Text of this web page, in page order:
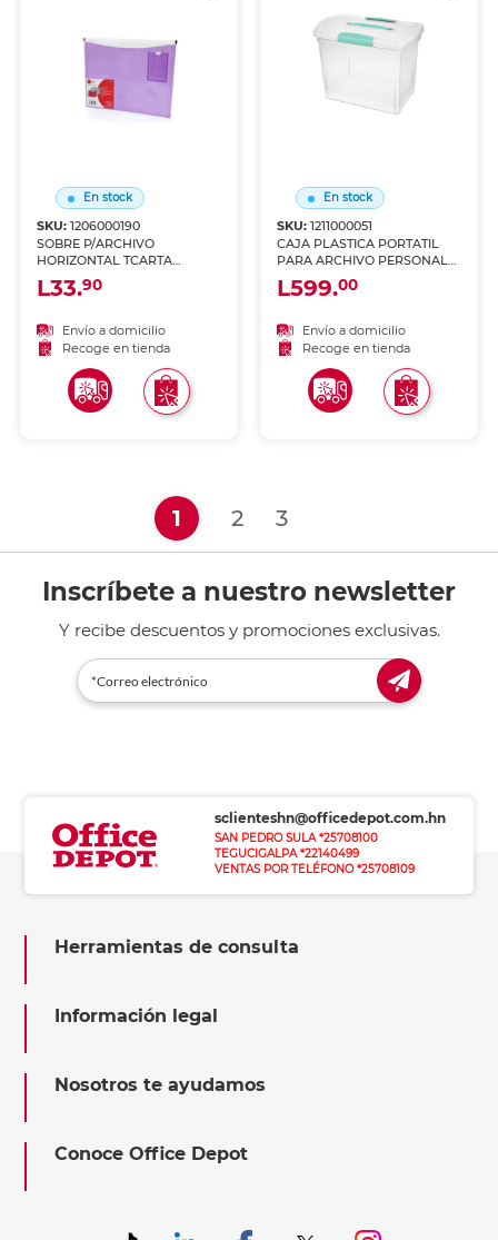
En stock
SKU:1206000190
SOBRE P/ARCHIVO
HORIZONTAL TCARTA
COMBINACION DE COLOR
BLANCO
L33.90
Envío a domicilio
Recoge en tienda
En stock
SKU: 1211000051
CAJA PLASTICA PORTATIL
PARA ARCHIVO PERSONAL
C/T Y AGARRADERA
L599.00
Envío a domicilio
Recoge en tienda
1 (current)
2 3
Inscríbete a nuestro newsletter
Y recibe descuentos y promociones exclusivas.
sclienteshn@officedepot.com.hn
SAN PEDRO SULA *25708100
TEGUCIGALPA *22140499
VENTAS POR TELÉFONO *25708109
Herramientas de consulta
Información legal
Nosotros te ayudamos
Conoce Office Depot